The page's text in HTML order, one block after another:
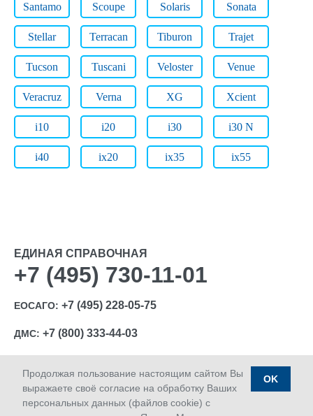
Santamo Scoupe Solaris Sonata
Stellar Terracan Tiburon Trajet
Tucson Tuscani Veloster Venue
Veracruz Verna XG Xcient
i10 i20 i30 i30 N
i40 ix20 ix35 ix55
Продолжая пользование настоящим сайтом Вы
выражаете своё согласие на обработку Ваших
персональных данных (файлов cookie) с
OK
ЕДИНАЯ СПРАВОЧНАЯ
+7 (495) 730-11-01
ЕОСАГО: +7 (495) 228-05-75
ДМС: +7 (800) 333-44-03